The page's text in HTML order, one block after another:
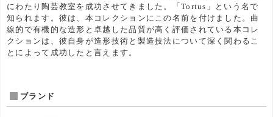
にわたり陶芸教室を成功させてきました。「Tortus」という名で
知られます。彼は、本コレクションにこの名前を付けました。曲
線的で有機的な造形と卓越した品質が高く評価されている本コレ
クションは、彼自身が造形技術と製造技法について深く関わるこ
とによって成功したと言えます。
ブランド